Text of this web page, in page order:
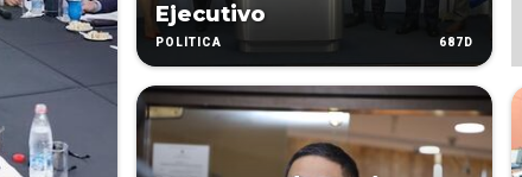
Ejecutivo
POLÍTICA 687D